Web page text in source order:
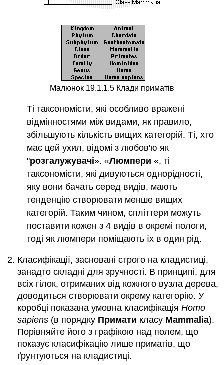
Малюнок 19.1.1.5 Клади приматів
Ті таксономісти, які особливо вражені
відмінностями між видами, як правило,
збільшують кількість вищих категорій. Ті, хто
має цей ухил, відомі з любов'ю як
"розгалужувачі». «Люмпери «, ті
таксономісти, які дивуються однорідності,
яку вони бачать серед видів, мають
тенденцію створювати менше вищих
категорій. Таким чином, спліттери можуть
поставити кожен з 4 видів в окремі пологи,
тоді як люмпери поміщають їх в один рід.
Класифікації, засновані строго на кладистиці,
занадто складні для зручності. В принципі, для
всіх гілок, отриманих від кожного вузла дерева,
доводиться створювати окрему категорію. У
коробці показана умовна класифікаціяHomo
sapiens (в порядку Примати класу Mammalia).
Порівняйте його з графікою над полем, що
показує класифікацію лише приматів, що
ґрунтуються на кладистиці.